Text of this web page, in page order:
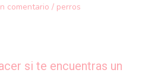
comentario / perros
si te encuentras un